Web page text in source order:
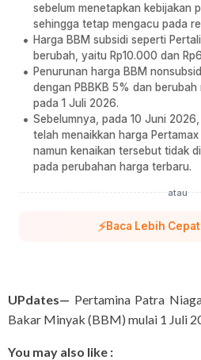
sebelum menetapkan kebijakan
sehingga tetap mengacu pada
Harga BBM subsidi seperti
berubah, yaitu Rp10.000 dan
Penurunan harga BBM
dengan PBBKB 5% dan
pada 1 Juli 2026.
Sebelumnya, pada 10 Juni
telah menaikkan harga
namun kenaikan tersebut tidak
pada perubahan harga terbaru.
atau
⚡Baca Lebih
UPdates— Pertamina Patra
Bakar Minyak (BBM) mulai 1 Juli
You may also like :